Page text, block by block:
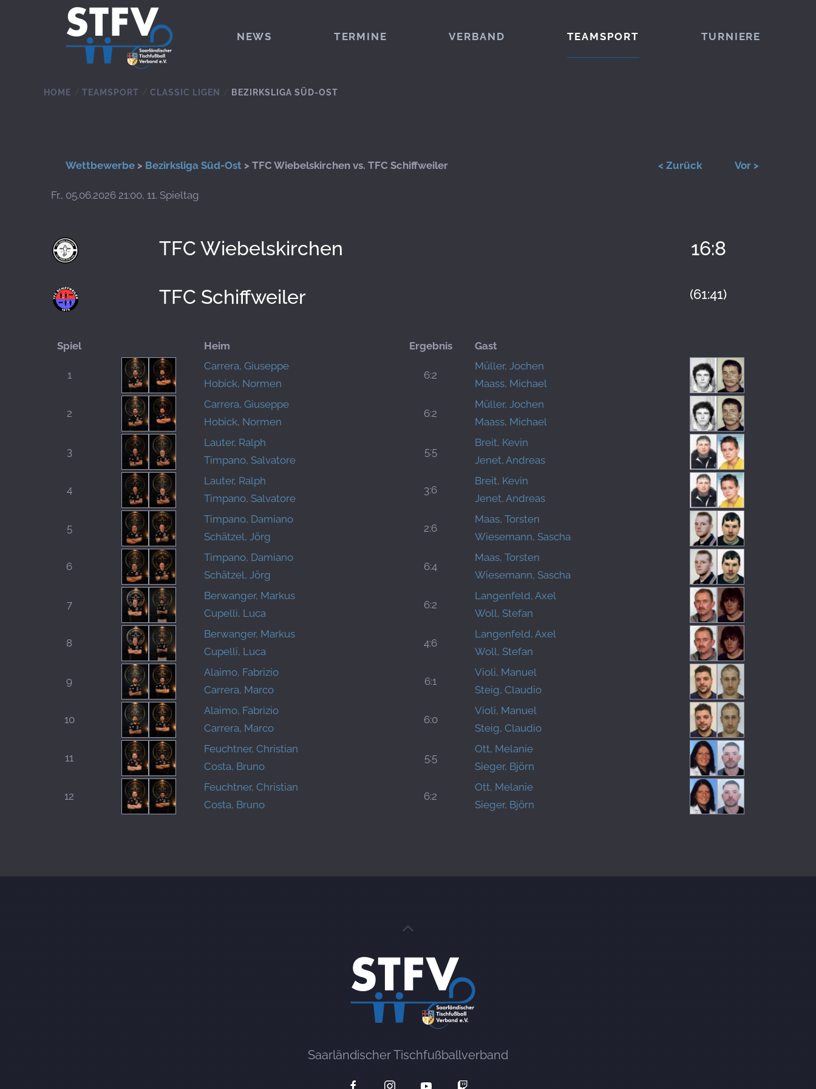
Zum Hauptinhalt springen
NEWS TERMINE VERBAND TEAMSPORT TURNIERE
HOME TEAMSPORT CLASSIC LIGEN BEZIRKSLIGA SÜD-OST
Wettbewerbe > Bezirksliga Süd-Ost > TFC Wiebelskirchen vs. TFC Schiffweiler < Zurück Vor >
Fr., 05.06.2026 21:00, 11. Spieltag
TFC Wiebelskirchen 16:8
(61:41)
TFC Schiffweiler
Spiel Heim Ergebnis Gast
1
Carrera, Giuseppe
Hobick, Normen
6:2
Müller, Jochen
Maass, Michael
2
Carrera, Giuseppe
Hobick, Normen
6:2
Müller, Jochen
Maass, Michael
3
Lauter, Ralph
Timpano, Salvatore
5:5
Breit, Kevin
Jenet, Andreas
4
Lauter, Ralph
Timpano, Salvatore
3:6
Breit, Kevin
Jenet, Andreas
5
Timpano, Damiano
Schätzel, Jörg
2:6
Maas, Torsten
Wiesemann, Sascha
6
Timpano, Damiano
Schätzel, Jörg
6:4
Maas, Torsten
Wiesemann, Sascha
7
Berwanger, Markus
Cupelli, Luca
6:2
Langenfeld, Axel
Woll, Stefan
8
Berwanger, Markus
Cupelli, Luca
4:6
Langenfeld, Axel
Woll, Stefan
9
Alaimo, Fabrizio
Carrera, Marco
6:1
Violi, Manuel
Steig, Claudio
10
Alaimo, Fabrizio
Carrera, Marco
6:0
Violi, Manuel
Steig, Claudio
11
Feuchtner, Christian
Costa, Bruno
5:5
Ott, Melanie
Sieger, Björn
12
Feuchtner, Christian
Costa, Bruno
6:2
Ott, Melanie
Sieger, Björn
Saarländischer Tischfußballverband